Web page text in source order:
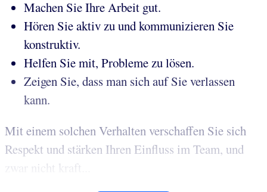
Machen Sie Ihre Arbeit gut.
Hören Sie aktiv zu und kommunizieren Sie
konstruktiv.
Helfen Sie mit, Probleme zu lösen.
Zeigen Sie, dass man sich auf Sie verlassen
kann.
Mit einem solchen Verhalten verschaffen Sie sich
Respekt und stärken Ihren Einfluss im Team, und
zwar nicht kraft...